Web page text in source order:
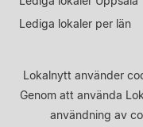
Lediga lokaler per län
Lokalnytt använder
Genom att använda
användning av